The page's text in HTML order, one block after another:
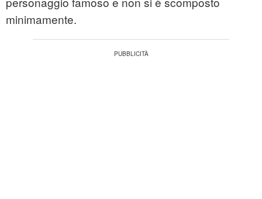
minimamente.